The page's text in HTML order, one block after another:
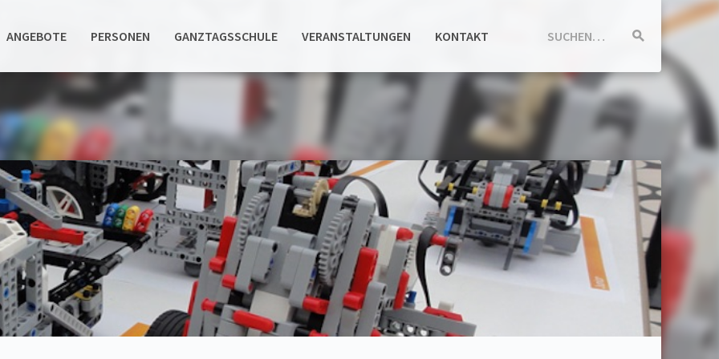
SUCHEN…
Suche
starten
ANGEBOTE PERSONEN GANZTAGSSCHULE VERANSTALTUNGEN KONTAKT